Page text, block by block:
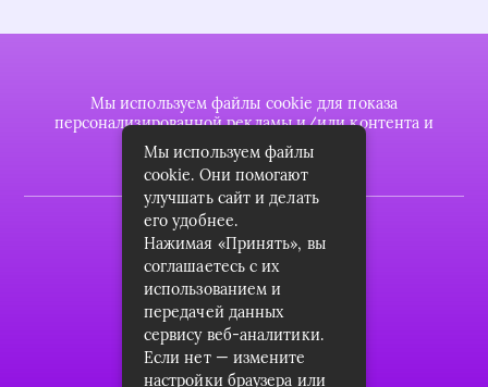
Мы используем файлы cookie для показа
персонализированной рекламы и/или контента и
анализа нашего трафика.
2022 © plasttrubkomplekt.ru
Карта сайта
Контакты
О проекте
Пользовательское соглашение
Мы используем файлы
cookie. Они помогают
улучшать сайт и делать
его удобнее.
Нажимая «Принять», вы
соглашаетесь с их
использованием и
передачей данных
сервису веб-аналитики.
Если нет — измените
настройки браузера или